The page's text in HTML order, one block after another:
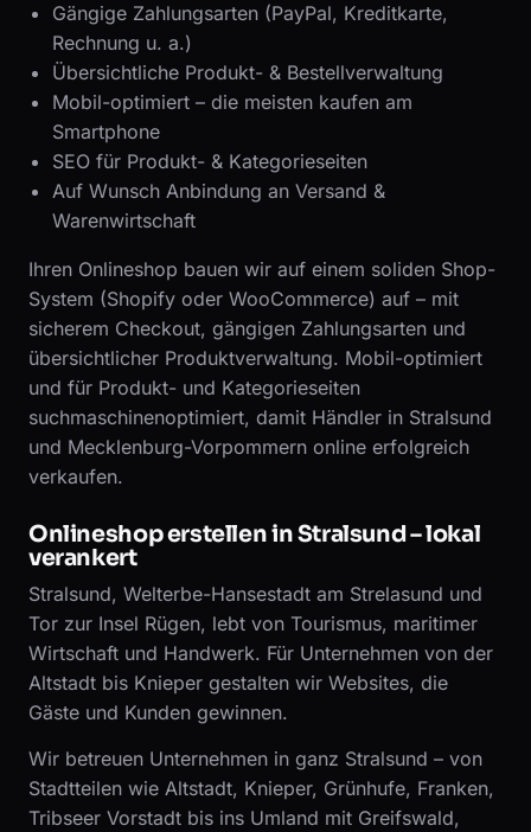
Gängige Zahlungsarten (PayPal, Kreditkarte,
Rechnung u. a.)
Übersichtliche Produkt- & Bestellverwaltung
Mobil-optimiert – die meisten kaufen am
Smartphone
SEO für Produkt- & Kategorieseiten
Auf Wunsch Anbindung an Versand &
Warenwirtschaft
Ihren Onlineshop bauen wir auf einem soliden Shop-
System (Shopify oder WooCommerce) auf – mit
sicherem Checkout, gängigen Zahlungsarten und
übersichtlicher Produktverwaltung. Mobil-optimiert
und für Produkt- und Kategorieseiten
suchmaschinenoptimiert, damit Händler in Stralsund
und Mecklenburg-Vorpommern online erfolgreich
verkaufen.
Onlineshop erstellen in Stralsund – lokal
verankert
Stralsund, Welterbe-Hansestadt am Strelasund und
Tor zur Insel Rügen, lebt von Tourismus, maritimer
Wirtschaft und Handwerk. Für Unternehmen von der
Altstadt bis Knieper gestalten wir Websites, die
Gäste und Kunden gewinnen.
Wir betreuen Unternehmen in ganz Stralsund – von
Stadtteilen wie Altstadt, Knieper, Grünhufe, Franken,
Tribseer Vorstadt bis ins Umland mit Greifswald,